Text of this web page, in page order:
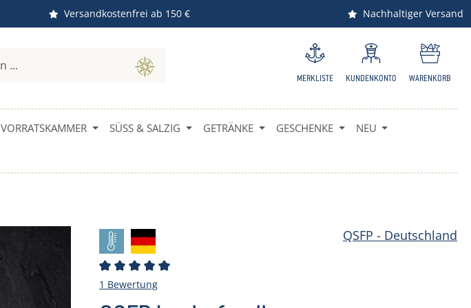
Versandkostenfrei ab 150 € Nachhaltiger Versand
MERKLISTE KUNDENKONTO WARENKORB
VORRATSKAMMER SÜSS & SALZIG GETRÄNKE GESCHENKE
NEU
QSFP - Deutschland
Durchschnittliche Bewertung von 5 von 5 Sternen
1 Bewertung